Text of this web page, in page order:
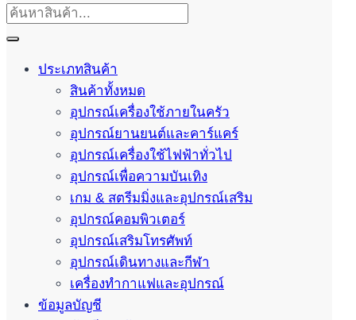
ประเภทสินค้า
สินค้าทั้งหมด
อุปกรณ์เครื่องใช้ภายในครัว
อุปกรณ์ยานยนต์และคาร์แคร์
อุปกรณ์เครื่องใช้ไฟฟ้าทั่วไป
อุปกรณ์เพื่อความบันเทิง
เกม & สตรีมมิ่งและอุปกรณ์เสริม
อุปกรณ์คอมพิวเตอร์
อุปกรณ์เสริมโทรศัพท์
อุปกรณ์เดินทางและกีฬา
เครื่องทำกาแฟและอุปกรณ์
ข้อมูลบัญชี